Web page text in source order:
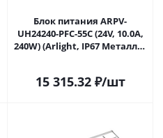
Блок питания ARPV-
UH24240-PFC-55C (24V, 10.0A,
240W) (Arlight, IP67 Металл, 5
15 315.32₽/шт